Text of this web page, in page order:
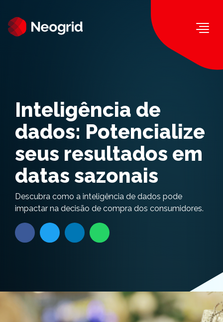
Inteligência de
dados: Potencialize
seus resultados em
datas sazonais
Descubra como a inteligência de dados pode
impactar na decisão de compra dos consumidores.